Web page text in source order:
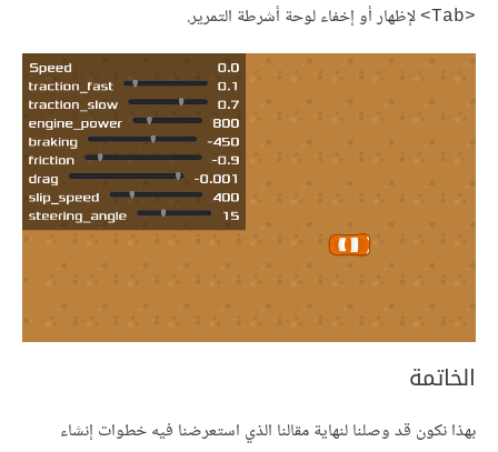
<Tab> لإظهار أو إخفاء لوحة أشرطة التمرير.
الخاتمة
بهذا نكون قد وصلنا لنهاية مقالنا الذي استعرضنا فيه خطوات إنشاء